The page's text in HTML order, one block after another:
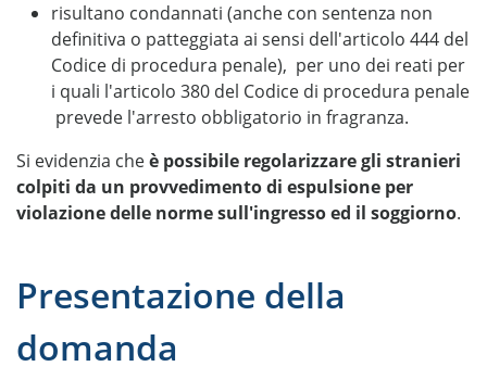
risultano condannati (anche con sentenza non
definitiva o patteggiata ai sensi dell'articolo 444 del
Codice di procedura penale), per uno dei reati per
i quali l'articolo 380 del Codice di procedura penale
prevede l'arresto obbligatorio in fragranza.
Si evidenzia cheè possibile regolarizzare gli stranieri
colpiti da un provvedimento di espulsione per
violazione delle norme sull'ingresso ed il soggiorno.
Presentazione della
domanda